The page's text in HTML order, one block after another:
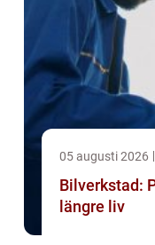
05 augusti 2026
Bilverkstad:
längre liv